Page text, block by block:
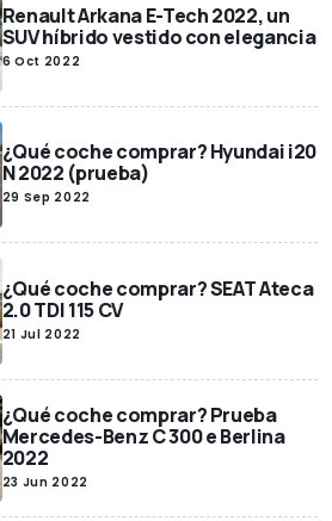
Renault Arkana E-Tech 2022, un
SUV híbrido vestido con elegancia
6 Oct 2022
¿Qué coche comprar? Hyundai i20
N 2022 (prueba)
29 Sep 2022
¿Qué coche comprar? SEAT Ateca
2.0 TDI 115 CV
21 Jul 2022
¿Qué coche comprar? Prueba
Mercedes-Benz C 300 e Berlina
2022
23 Jun 2022